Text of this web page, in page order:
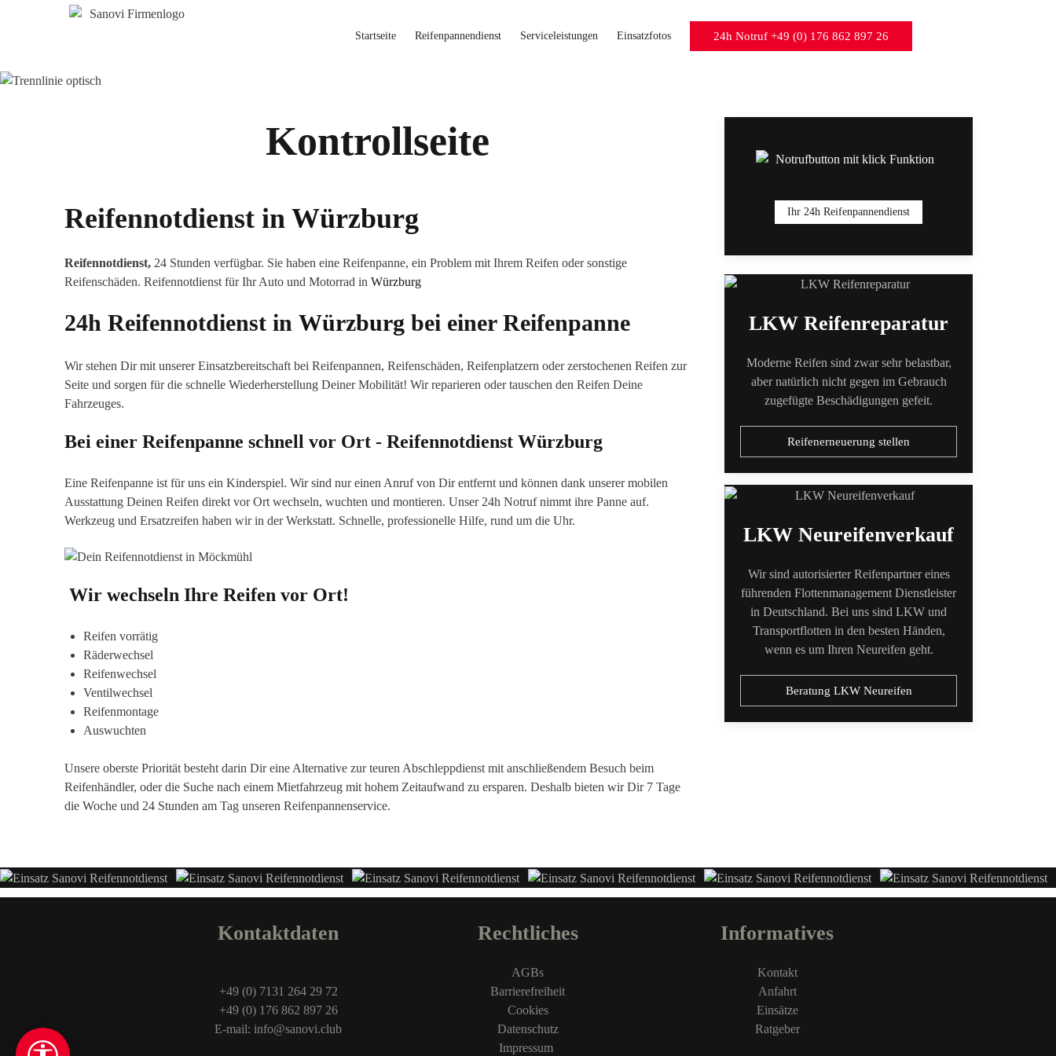
Startseite Reifenpannendienst Serviceleistungen Einsatzfotos 24h Notruf +49 (0) 176 862 897 26
Kontrollseite
Reifennotdienst in Würzburg
Reifennotdienst, 24 Stunden verfügbar. Sie haben eine Reifenpanne, ein Problem mit Ihrem Reifen oder sonstige
Reifenschäden. Reifennotdienst für Ihr Auto und Motorrad in Würzburg
24h Reifennotdienst in Würzburg bei einer Reifenpanne
Wir stehen Dir mit unserer Einsatzbereitschaft bei Reifenpannen, Reifenschäden, Reifenplatzern oder zerstochenen Reifen zur
Seite und sorgen für die schnelle Wiederherstellung Deiner Mobilität! Wir reparieren oder tauschen den Reifen Deine
Fahrzeuges.
Bei einer Reifenpanne schnell vor Ort - Reifennotdienst Würzburg
Eine Reifenpanne ist für uns ein Kinderspiel. Wir sind nur einen Anruf von Dir entfernt und können dank unserer mobilen
Ausstattung Deinen Reifen direkt vor Ort wechseln, wuchten und montieren. Unser 24h Notruf nimmt ihre Panne auf.
Werkzeug und Ersatzreifen haben wir in der Werkstatt. Schnelle, professionelle Hilfe, rund um die Uhr.
Wir wechseln Ihre Reifen vor Ort!
Reifen vorrätig
Räderwechsel
Reifenwechsel
Ventilwechsel
Reifenmontage
Auswuchten
Unsere oberste Priorität besteht darin Dir eine Alternative zur teuren Abschleppdienst mit anschließendem Besuch beim
Reifenhändler, oder die Suche nach einem Mietfahrzeug mit hohem Zeitaufwand zu ersparen. Deshalb bieten wir Dir 7 Tage
die Woche und 24 Stunden am Tag unseren Reifenpannenservice.
Ihr 24h Reifenpannendienst
LKW Reifenreparatur
Moderne Reifen sind zwar sehr belastbar,
aber natürlich nicht gegen im Gebrauch
zugefügte Beschädigungen gefeit.
Reifenerneuerung stellen
LKW Neureifenverkauf
Wir sind autorisierter Reifenpartner eines
führenden Flottenmanagement Dienstleister
in Deutschland. Bei uns sind LKW und
Transportflotten in den besten Händen,
wenn es um Ihren Neureifen geht.
Beratung LKW Neureifen
Kontaktdaten
+49 (0) 7131 264 29 72
+49 (0) 176 862 897 26
E-mail: info@sanovi.club
Rechtliches
AGBs
Barrierefreiheit
Cookies
Datenschutz
Impressum
Informatives
Kontakt
Anfahrt
Einsätze
Ratgeber